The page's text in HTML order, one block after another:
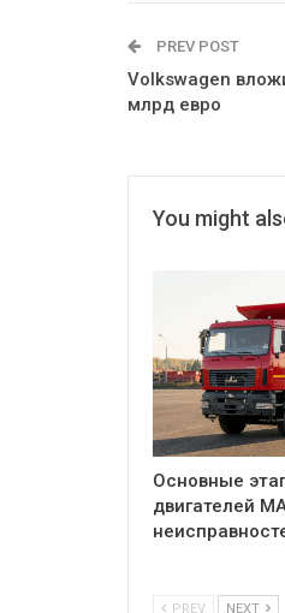
PREV POST
Volkswagen
млрд евро
You might
Основные
двигателей
PREV NEXT